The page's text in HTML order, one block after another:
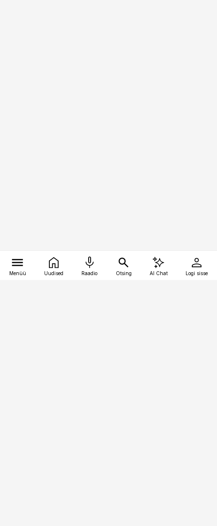
Menüü Uudised Raadio Otsing AI Chat Logi sisse